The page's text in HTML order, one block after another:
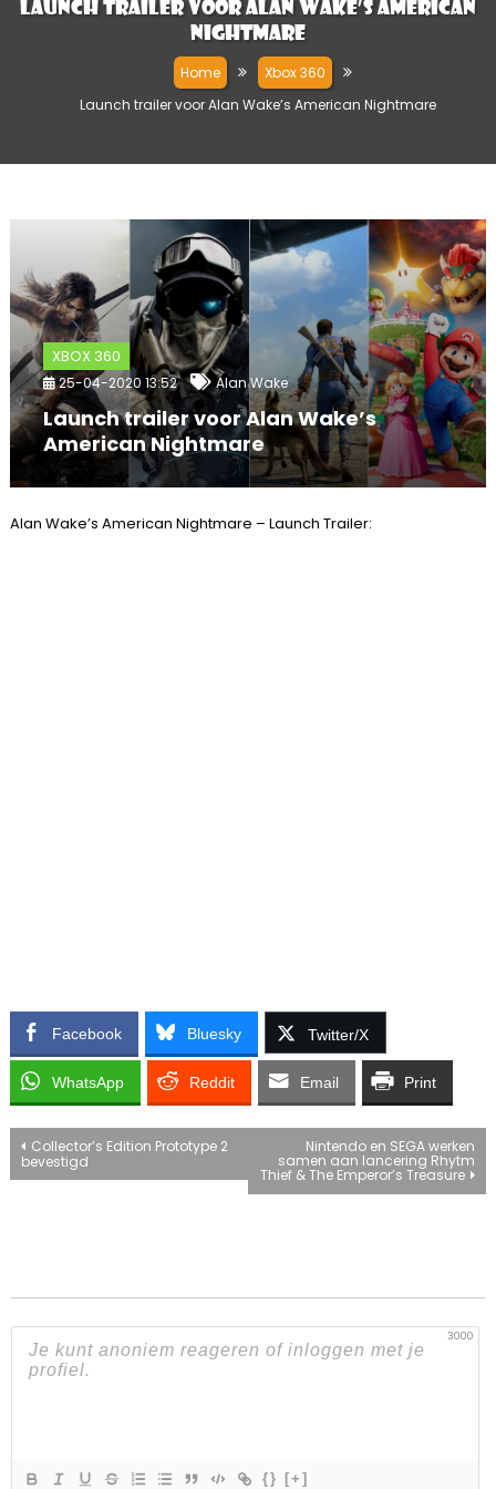
Launch trailer voor Alan Wake’s American
Nightmare
Home
Xbox 360
Launch trailer voor Alan Wake’s American Nightmare
XBOX 360
25-04-2020 13:52 Alan Wake
Launch trailer voor Alan Wake’s
American Nightmare
Alan Wake’s American Nightmare – Launch Trailer:
Facebook Bluesky Twitter/X
WhatsApp Reddit Email Print
Bericht
Collector’s Edition Prototype 2
bevestigd
Nintendo en SEGA werken
samen aan lancering Rhytm
Thief & The Emperor’s Treasure
3000
{} [+]